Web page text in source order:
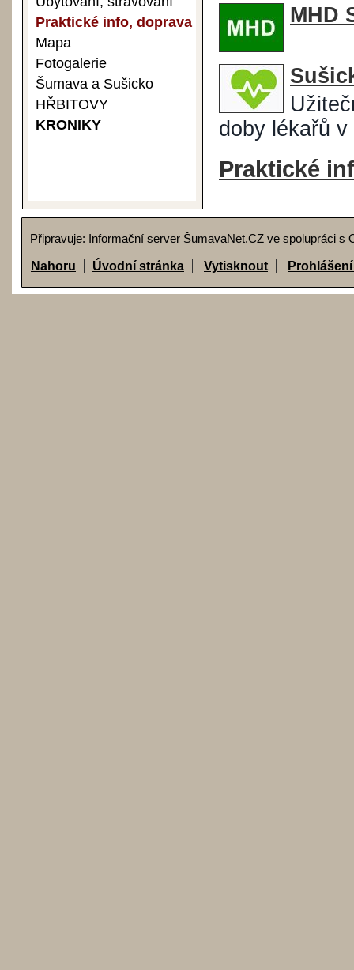
Praktické info, doprava
Mapa
Fotogalerie
Šumava a Sušicko
HŘBITOVY
KRONIKY
MHD
doby lékařů
Praktické
Nahoru Úvodní stránka Vytisknout
Připravuje: Informační server ŠumavaNet.CZ ve spolupráci s